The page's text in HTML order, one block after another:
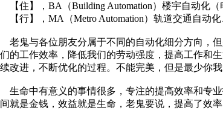
【住】，BA（Building Automation）楼宇自动化
【行】，MA（Metro Automation）轨道交通自动
老鬼与各位朋友分属于不同的自动化细分方向，
们的工作效率，降低我们的劳动强度，提高工作和
续改进，不断优化的过程。不能完美，但是最少你
生命中有意义的事情很多，专注的提高效率和专
间就是金钱，效益就是生命，老鬼要说，提高了效率